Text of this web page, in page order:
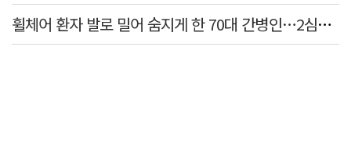
휠체어 환자 발로 밀어 숨지게 한 70대 간병인…2심도 집행유예